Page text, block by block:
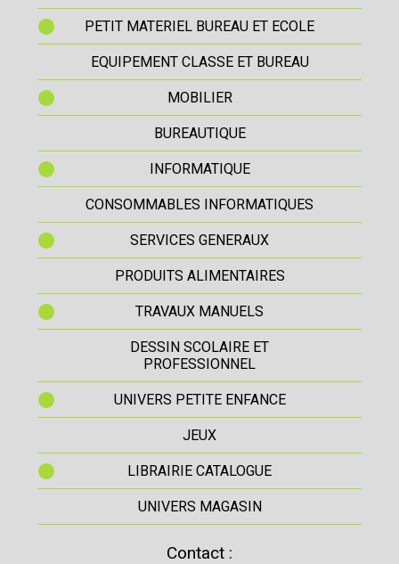
PETIT MATERIEL BUREAU ET ECOLE
EQUIPEMENT CLASSE ET BUREAU
MOBILIER
BUREAUTIQUE
INFORMATIQUE
CONSOMMABLES INFORMATIQUES
SERVICES GENERAUX
PRODUITS ALIMENTAIRES
TRAVAUX MANUELS
DESSIN SCOLAIRE ET
PROFESSIONNEL
UNIVERS PETITE ENFANCE
JEUX
LIBRAIRIE CATALOGUE
UNIVERS MAGASIN
Contact :